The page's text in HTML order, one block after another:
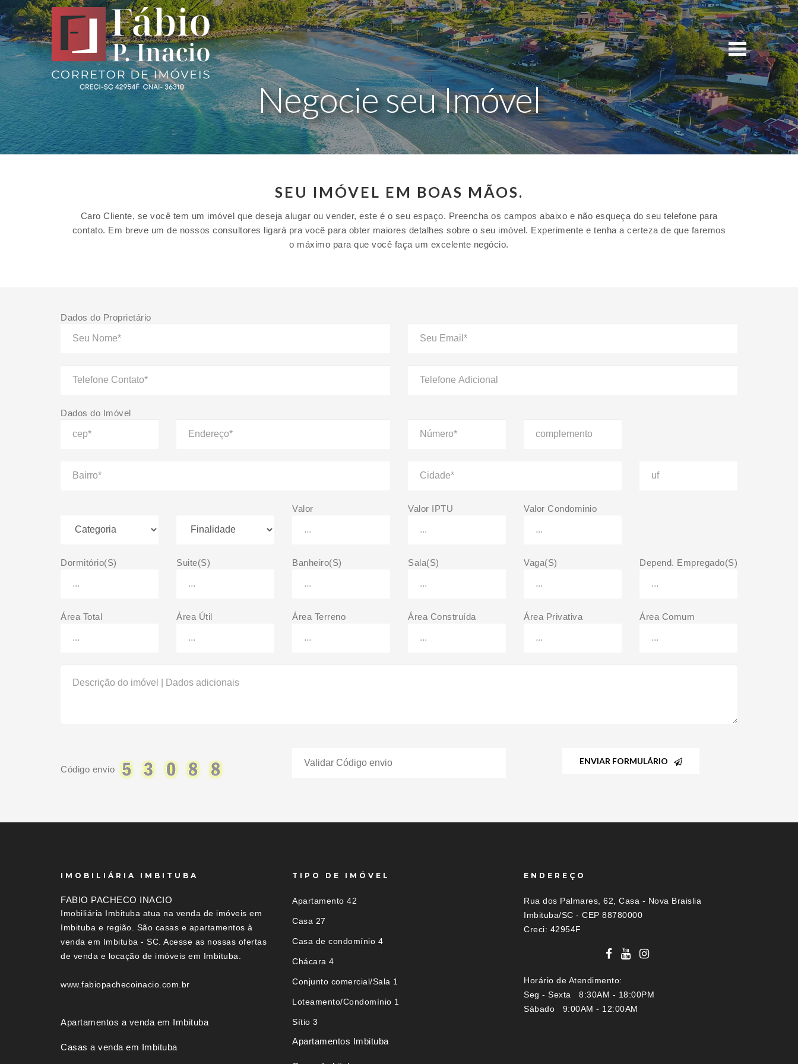
Negocie seu Imóvel
SEU IMÓVEL EM BOAS MÃOS.
Caro Cliente, se você tem um imóvel que deseja alugar ou vender, este é o seu espaço. Preencha os campos abaixo e não esqueça do seu telefone para
contato. Em breve um de nossos consultores ligará pra você para obter maiores detalhes sobre o seu imóvel. Experimente e tenha a certeza de que faremos
o máximo para que você faça um excelente negócio.
Dados do Proprietário
Dados do Imóvel
Valor Valor IPTU Valor Condominio
Dormitório(S) Suite(S) Banheiro(S) Sala(S) Vaga(S) Depend. Empregado(S)
Área Total Área Útil Área Terreno Área Construída Área Privativa Área Comum
Código envio
ENVIAR FORMULÁRIO
IMOBILIÁRIA IMBITUBA
FABIO PACHECO INACIO
Imobiliária Imbituba atua na venda de imóveis em
Imbituba e região. São casas e apartamentos à
venda em Imbituba - SC. Acesse as nossas ofertas
de venda e locação de imóveis em Imbituba.
www.fabiopachecoinacio.com.br
Apartamentos a venda em Imbituba
Casas a venda em Imbituba
TIPO DE IMÓVEL
Apartamento 42
Casa 27
Casa de condomínio 4
Chácara 4
Conjunto comercial/Sala 1
Loteamento/Condomínio 1
Sítio 3
Apartamentos Imbituba
ENDEREÇO
Rua dos Palmares, 62, Casa - Nova Braislia
Imbituba/SC - CEP 88780000
Creci: 42954F
Horário de Atendimento:
Seg - Sexta 8:30AM - 18:00PM
Sábado 9:00AM - 12:00AM